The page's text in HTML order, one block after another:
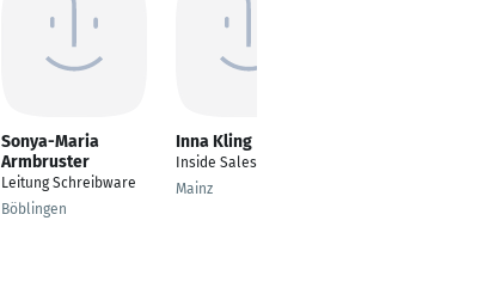
Sonya-Maria
Armbruster
Leitung Schreibware
Böblingen
Inna Kling
Inside Sales
Mainz